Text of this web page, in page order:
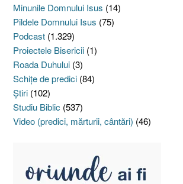
Minunile Domnului Isus (14)
Pildele Domnului Isus (75)
Podcast (1.329)
Proiectele Bisericii (1)
Roada Duhului (3)
Schiţe de predici (84)
Ştiri (102)
Studiu Biblic (537)
Video (predici, mărturii, cântări) (46)